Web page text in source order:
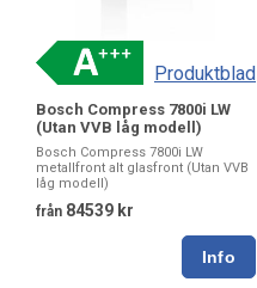
Produktblad
Bosch Compress 7800i LW
(Utan VVB låg modell)
Bosch Compress 7800i LW
metallfront alt glasfront (Utan VVB
låg modell)
från 84539 kr